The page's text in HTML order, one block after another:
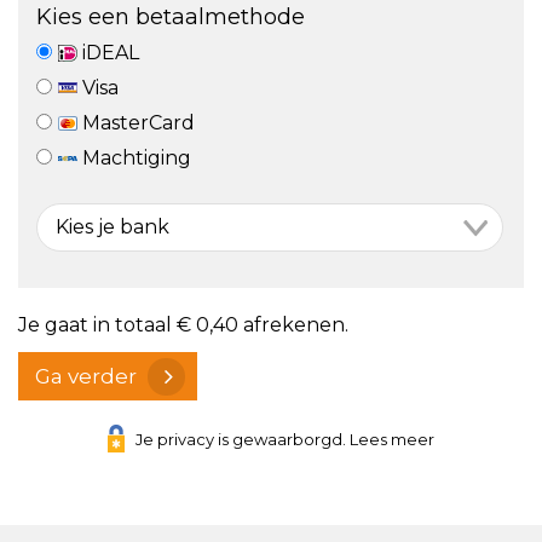
Kies een betaalmethode
iDEAL
Visa
MasterCard
Machtiging
Je gaat in totaal € 0,40 afrekenen.
Ga verder
Je privacy is gewaarborgd. Lees meer